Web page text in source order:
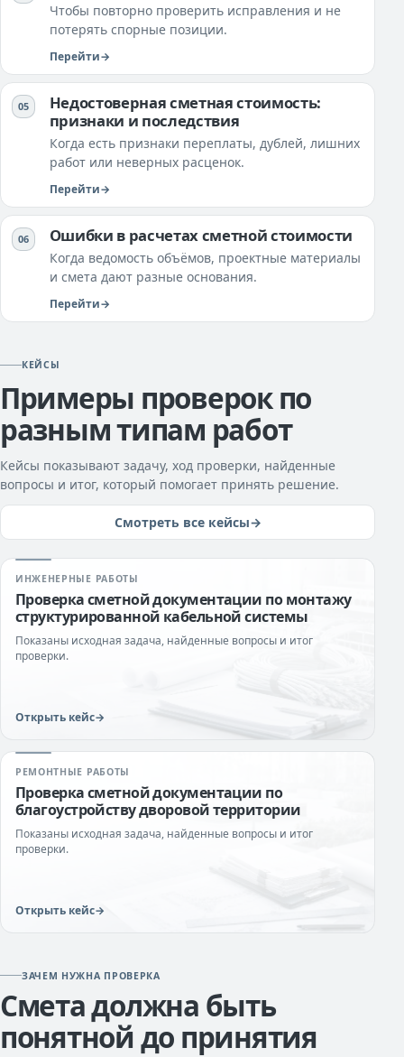
Чтобы повторно проверить исправления и не
потерять спорные позиции.
Перейти
Недостоверная сметная стоимость:
признаки и последствия
Когда есть признаки переплаты, дублей, лишних
работ или неверных расценок.
Перейти
Ошибки в расчетах сметной стоимости
Когда ведомость объёмов, проектные материалы
и смета дают разные основания.
Перейти
КЕЙСЫ
Примеры проверок по
разным типам работ
Кейсы показывают задачу, ход проверки, найденные
вопросы и итог, который помогает принять решение.
Смотреть все кейсы
ИНЖЕНЕРНЫЕ РАБОТЫ
Проверка сметной документации по монтажу
структурированной кабельной системы
Показаны исходная задача, найденные вопросы и итог
проверки.
Открыть кейс
РЕМОНТНЫЕ РАБОТЫ
Проверка сметной документации по
благоустройству дворовой территории
Показаны исходная задача, найденные вопросы и итог
проверки.
Открыть кейс
ЗАЧЕМ НУЖНА ПРОВЕРКА
Смета должна быть
понятной до принятия